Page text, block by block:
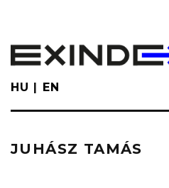
main
content
HU EN
JUHÁSZ TAMÁS